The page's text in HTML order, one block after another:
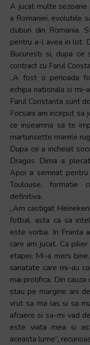
reader
help
you
navigate
and
interact
with
the
content.
A jucat multe
a Romaniei, evolutiile
cluburi din Romania.
pentru a-l avea in lot.
Bucuresti si, dupa ce
contract cu Farul
„A fost o perioada
echipa nationala si
Farul Constanta sunt
Focsani am inceput sa
ce inseamna sa te
marturisette marele
Dupa ce a incheiat
Dragos Dima a
Apoi a semnat
Toulouse, formatie
definitiva.
„Am castigat
fotbal, asta ca sa
este vorba. In Franta
care am jucat. Ca
etapei. Mi-a mers
sanatate care mi-au
mai prolifica. Din
stau pe margine ani
vrut sa ma las si sa
afcaere si sa-mi vad
este viata mea si
aceasta lume”,